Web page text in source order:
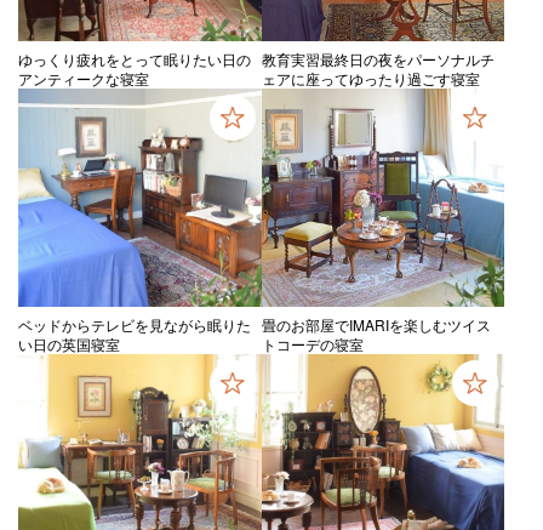
ゆっくり疲れをとって眠りたい日の
アンティークな寝室
教育実習最終日の夜をパーソナルチ
ェアに座ってゆったり過ごす寝室
ベッドからテレビを見ながら眠りた
い日の英国寝室
畳のお部屋でIMARIを楽しむツイス
トコーデの寝室